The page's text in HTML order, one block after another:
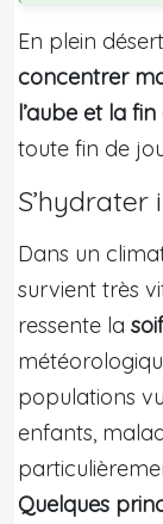
En plein
concentrer
l’aube et la
toute fin de
S’hydrater
Dans un
survient très
ressente la soif
populations
enfants,
Quelques